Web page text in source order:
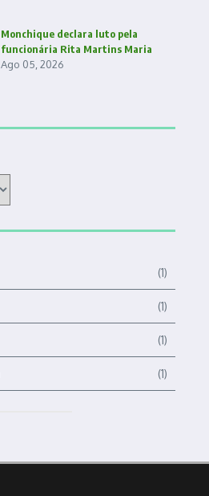
Monchique declara luto pela
funcionária Rita Martins Maria
Ago 05, 2026
(1)
(1)
(1)
(1)